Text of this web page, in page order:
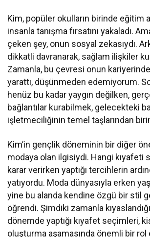
Kim, popüler okulların birinde eğitim
insanla tanışma fırsatını yakaladı.
çeken şey, onun sosyal zekasıydı.
dikkatli davranarak, sağlam ilişkiler
Zamanla, bu çevresi onun
yarattı, düşünmeden edemiyorum.
henüz bu kadar yaygın değilken,
bağlantılar kurabilmek, gelecekteki
işletmeciliğinin temel taşlarından
Kim’in gençlik döneminin bir diğer
modaya olan ilgisiydi. Hangi kıyafeti
karar verirken yaptığı tercihlerin
yatıyordu. Moda dünyasıyla erken
yine bu alanda kendine özgü bir stil
öğrendi. Şimdiki zamanla
dönemde yaptığı kıyafet seçimleri,
oluşturma aşamasında önemli bir rol